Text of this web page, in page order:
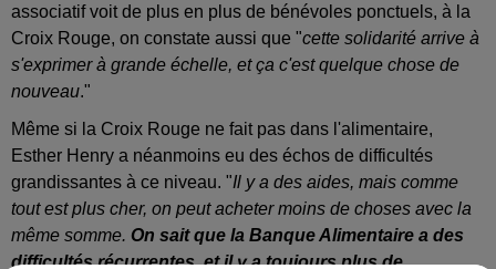
associatif voit de plus en plus de bénévoles ponctuels, à la
Croix Rouge, on constate aussi que "cette solidarité arrive à
s'exprimer à grande échelle, et ça c'est quelque chose de
nouveau."
Même si la Croix Rouge ne fait pas dans l'alimentaire,
Esther Henry a néanmoins eu des échos de difficultés
grandissantes à ce niveau. "Il y a des aides, mais comme
tout est plus cher, on peut acheter moins de choses avec la
même somme. On sait que la Banque Alimentaire a des
difficultés récurrentes, et il y a toujours plus de